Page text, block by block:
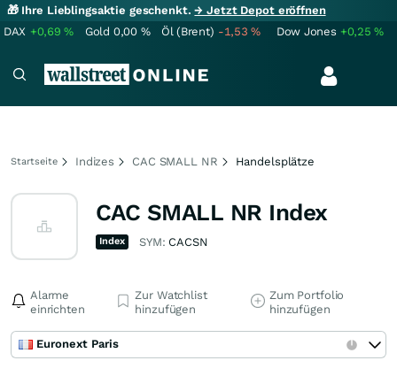
🎁 Ihre Lieblingsaktie geschenkt.→ Jetzt Depot eröffnen
DAX +0,69% Gold 0,00 % Öl (Brent) -1,53% Dow Jones +0,25%
Startseite Indizes CAC SMALL NR Handelsplätze
CAC SMALL NR Index
Index SYM: CACSN
Alarme
einrichten
Zur Watchlist
hinzufügen
Zum Portfolio
hinzufügen
Euronext Paris